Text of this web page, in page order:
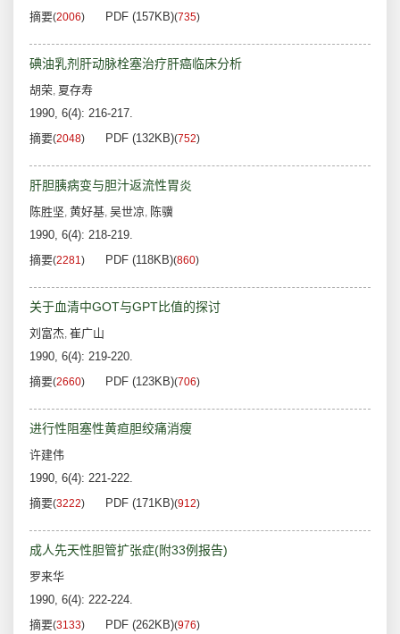
摘要(2006) PDF (157KB)(735)
碘油乳剂肝动脉栓塞治疗肝癌临床分析
胡荣, 夏存寿
1990, 6(4): 216-217.
摘要(2048) PDF (132KB)(752)
肝胆胰病变与胆汁返流性胃炎
陈胜坚, 黄好基, 吴世凉, 陈骥
1990, 6(4): 218-219.
摘要(2281) PDF (118KB)(860)
关于血清中GOT与GPT比值的探讨
刘富杰, 崔广山
1990, 6(4): 219-220.
摘要(2660) PDF (123KB)(706)
进行性阻塞性黄疸胆绞痛消瘦
许建伟
1990, 6(4): 221-222.
摘要(3222) PDF (171KB)(912)
成人先天性胆管扩张症(附33例报告)
罗来华
1990, 6(4): 222-224.
摘要(3133) PDF (262KB)(976)